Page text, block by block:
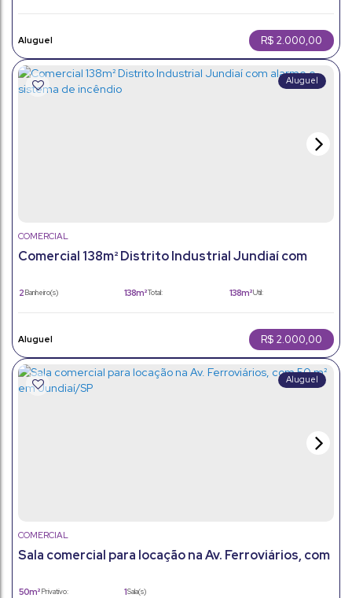
R$ 2.000,00
Comercial 138m² Distrito Industrial Jundiaí com
COMERCIAL
R$ 2.000,00
2Banheiro(s) Total:
138m² Útil:
138m²
Sala comercial para locação na Av. Ferroviários, com
COMERCIAL
Privativo:
50m² 1Sala(s)